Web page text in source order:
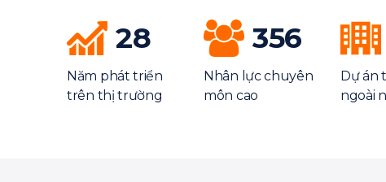
28
Năm phát triển
trên thị trường
356
Nhân lực chuyên
môn cao
Dự án
ngoài